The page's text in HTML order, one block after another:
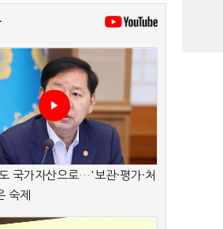
국가자산으로…'보관·평가·처
숙제